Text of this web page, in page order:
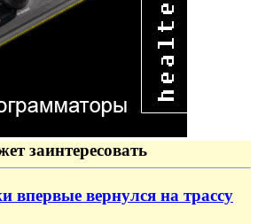
заинтересовать
впервые вернулся на трассу